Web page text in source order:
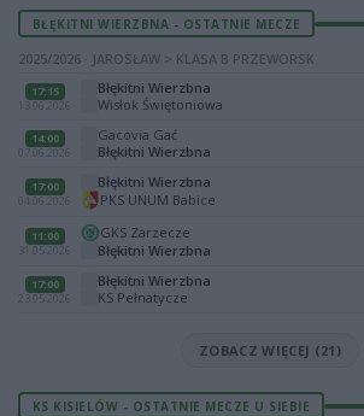
BŁĘKITNI WIERZBNA - OSTATNIE MECZE
2025/2026 · JAROSŁAW > KLASA B PRZEWORSK
17:15
13.06.2026
Błękitni Wierzbna
Wisłok Świętoniowa
14:00
07.06.2026
Gacovia Gać
Błękitni Wierzbna
17:00
04.06.2026
Błękitni Wierzbna
PKS UNUM Babice
11:00
31.05.2026
GKS Zarzecze
Błękitni Wierzbna
17:00
23.05.2026
Błękitni Wierzbna
KS Pełnatycze
ZOBACZ WIĘCEJ (21)
KS KISIELÓW - OSTATNIE MECZE U SIEBIE